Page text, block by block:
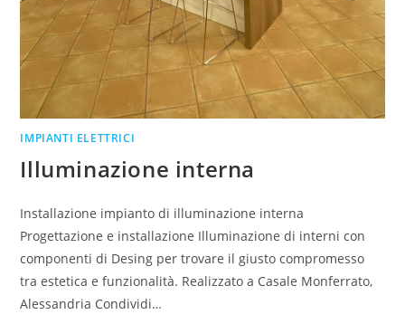
IMPIANTI ELETTRICI
Illuminazione interna
Installazione impianto di illuminazione interna
Progettazione e installazione Illuminazione di interni con
componenti di Desing per trovare il giusto compromesso
tra estetica e funzionalità. Realizzato a Casale Monferrato,
Alessandria Condividi…